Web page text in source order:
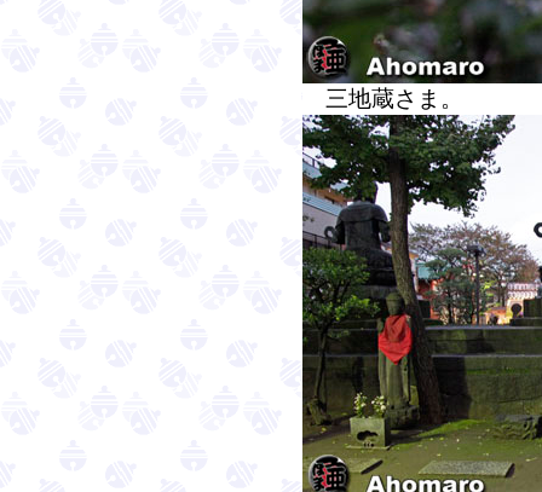
三地蔵さま。